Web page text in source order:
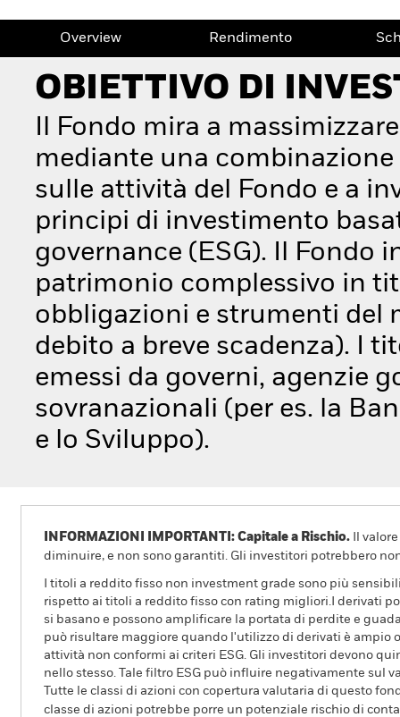
Overview Rendimento
OBIETTIVO DI
Il Fondo mira a
mediante una
sulle attività del Fondo e a
principi di investimento
governance (ESG). Il Fondo
patrimonio complessivo in
obbligazioni e strumenti del
debito a breve scadenza). I
emessi da governi, agenzie
sovranazionali (per es. la
e lo Sviluppo).
INFORMAZIONI IMPORTANTI: Capitale a Rischio. Il
diminuire, e non sono garantiti. Gli investitori potrebbero
I titoli a reddito fisso non investment grade sono più
rispetto ai titoli a reddito fisso con rating migliori.I derivati
si basano e possono amplificare la portata di perdite e
può risultare maggiore quando l'utilizzo di derivati è ampio
attività non conformi ai criteri ESG. Gli investitori devono
nello stesso. Tale filtro ESG può influire negativamente sul
Tutte le classi di azioni con copertura valutaria di questo
classe di azioni potrebbe porre un potenziale rischio di